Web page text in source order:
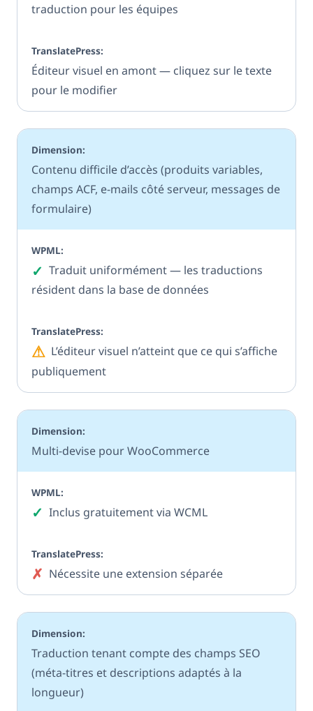
traduction pour les équipes
Éditeur visuel en amont — cliquez sur le texte
pour le modifier
Contenu difficile d’accès (produits variables,
champs ACF, e-mails côté serveur, messages de
formulaire)
✓ Oui
Traduit uniformément — les traductions
résident dans la base de données
⚠ Partiel
L’éditeur visuel n’atteint que ce qui s’affiche
publiquement
Multi-devise pour WooCommerce
✓ Oui
Inclus gratuitement via WCML
✗ Non
Nécessite une extension séparée
Traduction tenant compte des champs SEO
(méta-titres et descriptions adaptés à la
longueur)